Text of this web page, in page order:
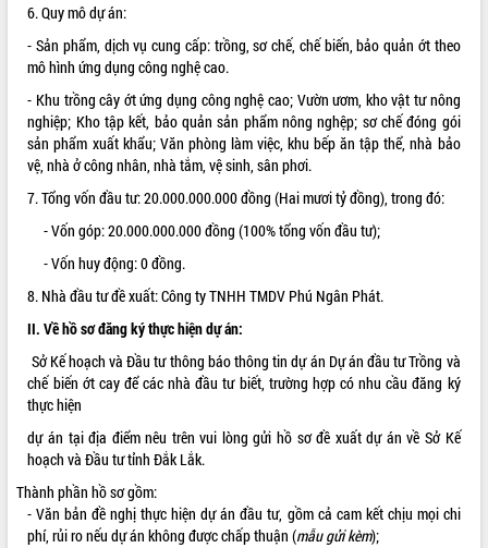
Trailer Lễ hội Sầu riêng Đắk Lắk năm
2026
và tặng quà người dân xã Cư Pui
Hội nghị UBND tỉnh Đắk Lắk thường kỳ
tháng 7/2026
Lễ truy tặng danh hiệu “Bà Mẹ Việt
Nam Anh hùng” và trao Huân chương
Lao động
UBND tỉnh Đắk Lắk triển khai nhiệm
vụ 6 tháng cuối năm 2026
THỐNG KÊ TRUY CẬP
Hôm nay: 23633
Tất cả:
66109301
6. Quy mô dự án:
- Sản phẩm, dịch vụ cung cấp: trồng, sơ chế, chế biến, bảo quản ớt theo
mô hình ứng dụng công nghệ cao.
- Khu trồng cây ớt ứng dụng công nghệ cao; Vườn ươm, kho vật tư nông
nghiệp; Kho tập kết, bảo quản sản phẩm nông nghệp; sơ chế đóng gói
sản phẩm xuất khẩu; Văn phòng làm việc, khu bếp ăn tập thể, nhà bảo
vệ, nhà ở công nhân, nhà tắm, vệ sinh, sân phơi.
7. Tổng vốn đầu tư: 20.000.000.000 đồng (Hai mươi tỷ đồng), trong đó:
- Vốn góp: 20.000.000.000 đồng (100% tổng vốn đầu tư);
- Vốn huy động: 0 đồng.
8. Nhà đầu tư đề xuất: Công ty TNHH TMDV Phú Ngân Phát.
II. Về hồ sơ đăng ký thực hiện dự án:
Sở Kế hoạch và Đầu tư thông báo thông tin dự án Dự án đầu tư Trồng và
chế biến ớt cay để các nhà đầu tư biết, trường hợp có nhu cầu đăng ký
thực hiện
dự án tại địa điểm nêu trên vui lòng gửi hồ sơ đề xuất dự án về Sở Kế
hoạch và Đầu tư tỉnh Đắk Lắk.
Thành phần hồ sơ gồm:
- Văn bản đề nghị thực hiện dự án đầu tư, gồm cả cam kết chịu mọi chi
phí, rủi ro nếu dự án không được chấp thuận (mẫu gửi kèm);